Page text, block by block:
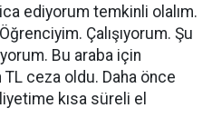
ediyorum temkinli olalım.
Çalışıyorum. Şu
Bu araba için
ceza oldu. Daha önce
kısa süreli el